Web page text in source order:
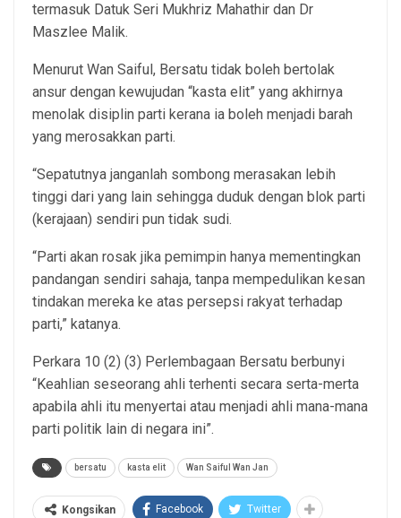
termasuk Datuk Seri Mukhriz Mahathir dan Dr
Maszlee Malik.
Menurut Wan Saiful, Bersatu tidak boleh bertolak
ansur dengan kewujudan “kasta elit” yang akhirnya
menolak disiplin parti kerana ia boleh menjadi barah
yang merosakkan parti.
“Sepatutnya janganlah sombong merasakan lebih
tinggi dari yang lain sehingga duduk dengan blok parti
(kerajaan) sendiri pun tidak sudi.
“Parti akan rosak jika pemimpin hanya mementingkan
pandangan sendiri sahaja, tanpa mempedulikan kesan
tindakan mereka ke atas persepsi rakyat terhadap
parti,” katanya.
Perkara 10 (2) (3) Perlembagaan Bersatu berbunyi
“Keahlian seseorang ahli terhenti secara serta-merta
apabila ahli itu menyertai atau menjadi ahli mana-mana
parti politik lain di negara ini”.
bersatu kasta elit Wan Saiful Wan Jan
Kongsikan Facebook Twitter